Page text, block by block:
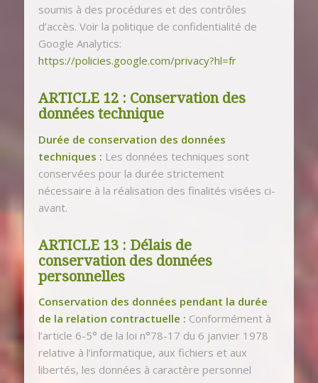
soumis à des procédures et des contrôles
d’accès. Voir la politique de confidentialité de
Google Analytics:
https://policies.google.com/privacy?hl=fr
ARTICLE 12 : Conservation des
données technique
Durée de conservation des données
techniques : Les données techniques sont
conservées pour la durée strictement
nécessaire à la réalisation des finalités visées ci-
avant.
ARTICLE 13 : Délais de
conservation des données
personnelles
Conservation des données pendant la durée
de la relation contractuelle : Conformément à
l’article 6-5° de la loi n°78-17 du 6 janvier 1978
relative à l’informatique, aux fichiers et aux
libertés, les données à caractère personnel